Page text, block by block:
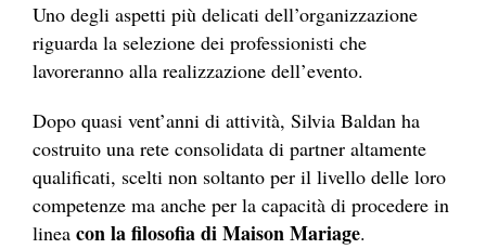
Uno degli aspetti più delicati dell’organizzazione
riguarda la selezione dei professionisti che
lavoreranno alla realizzazione dell’evento.
Dopo quasi vent’anni di attività, Silvia Baldan ha
costruito una rete consolidata di partner altamente
qualificati, scelti non soltanto per il livello delle loro
competenze ma anche per la capacità di procedere in
linea con la filosofia di Maison Mariage.